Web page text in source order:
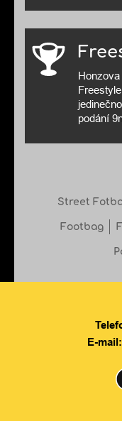
podání
Street
Footbag
E-mail: